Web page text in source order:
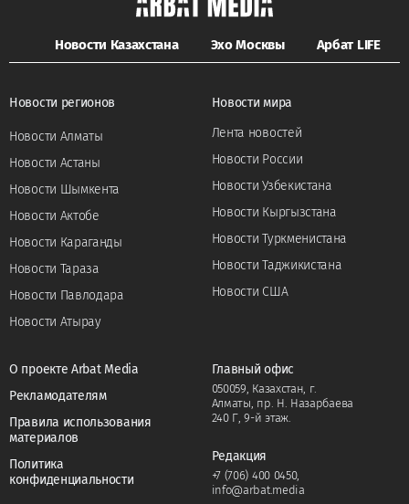
Новости Казахстана Эхо Москвы Арбат LIFE
Новости регионов
Новости Алматы
Новости Астаны
Новости Шымкента
Новости Актобе
Новости Караганды
Новости Тараза
Новости Павлодара
Новости Атырау
Новости мира
Лента новостей
Новости России
Новости Узбекистана
Новости Кыргызстана
Новости Туркменистана
Новости Таджикистана
Новости США
О проекте Arbat Media
Рекламодателям
Правила использования
материалов
Политика
конфиденциальности
Главный офис
050059, Казахстан, г.
Алматы, пр. Н. Назарбаева
240 Г, 9-й этаж.
Редакция
+7 (706) 400 0450,
info@arbat.media